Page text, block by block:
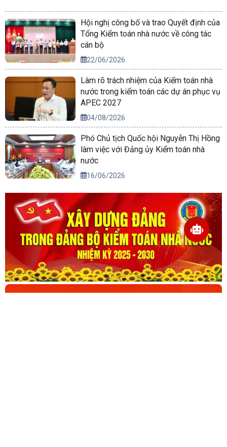
Hội nghị công bố và trao Quyết định của
Tổng Kiểm toán nhà nước về công tác
cán bộ
22/06/2026
Làm rõ trách nhiệm của Kiểm toán nhà
nước trong kiểm toán các dự án phục vụ
APEC 2027
04/08/2026
Phó Chủ tịch Quốc hội Nguyễn Thị Hồng
làm việc với Đảng ủy Kiểm toán nhà
nước
16/06/2026